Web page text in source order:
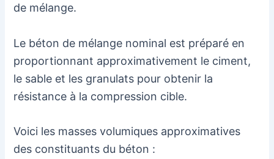
de mélange.
Le béton de mélange nominal est préparé en
proportionnant approximativement le ciment,
le sable et les granulats pour obtenir la
résistance à la compression cible.
Voici les masses volumiques approximatives
des constituants du béton :